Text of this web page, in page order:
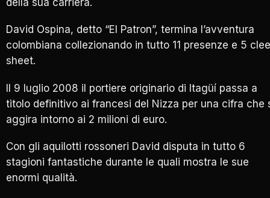
David Ospina, detto “El Patron”, termina l’avventura
colombiana collezionando in tutto 11 presenze e 5
sheet.
Il 9 luglio 2008 il portiere originario di Itagüí passa a
titolo definitivo ai francesi del Nizza per una cifra che
aggira intorno ai 2 milioni di euro.
Con gli aquilotti rossoneri David disputa in tutto 6
stagioni fantastiche durante le quali mostra le sue
enormi qualità.